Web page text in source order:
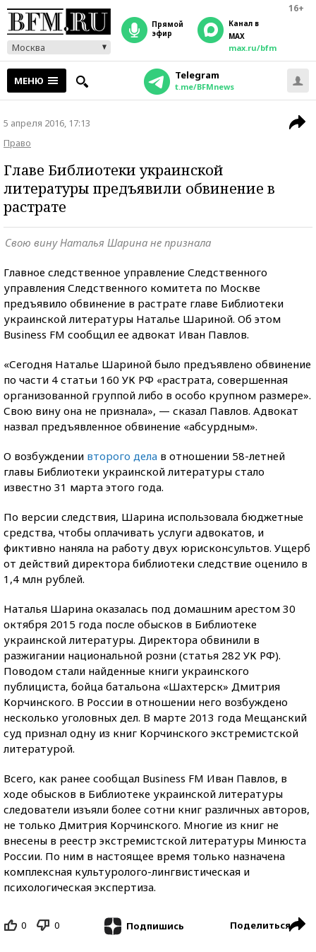
16+
Москва
прямой
эфир
Канал в
MAX
max.ru/bfm
МЕНЮ Telegram
t.me/BFMnews
5 апреля 2016, 17:13
Право
Главе Библиотеки украинской
литературы предъявили обвинение в
растрате
Свою вину Наталья Шарина не признала
Главное следственное управление Следственного
управления Следственного комитета по Москве
предъявило обвинение в растрате главе Библиотеки
украинской литературы Наталье Шариной. Об этом
Business FM сообщил ее адвокат Иван Павлов.
«Сегодня Наталье Шариной было предъявлено обвинение
по части 4 статьи 160 УК РФ «растрата, совершенная
организованной группой либо в особо крупном размере».
Свою вину она не признала», — сказал Павлов. Адвокат
назвал предъявленное обвинение «абсурдным».
О возбуждении второго дела в отношении 58-летней
главы Библиотеки украинской литературы стало
известно 31 марта этого года.
По версии следствия, Шарина использовала бюджетные
средства, чтобы оплачивать услуги адвокатов, и
фиктивно наняла на работу двух юрисконсультов. Ущерб
от действий директора библиотеки следствие оценило в
1,4 млн рублей.
Наталья Шарина оказалась под домашним арестом 30
октября 2015 года после обысков в Библиотеке
украинской литературы. Директора обвинили в
разжигании национальной розни (статья 282 УК РФ).
Поводом стали найденные книги украинского
публициста, бойца батальона «Шахтерск» Дмитрия
Корчинского. В России в отношении него возбуждено
несколько уголовных дел. В марте 2013 года Мещанский
суд признал одну из книг Корчинского экстремистской
литературой.
Всего, как ранее сообщал Business FM Иван Павлов, в
ходе обысков в Библиотеке украинской литературы
следователи изъяли более сотни книг различных авторов,
не только Дмитрия Корчинского. Многие из книг не
внесены в реестр экстремистской литературы Минюста
России. По ним в настоящее время только назначена
комплексная культуролого-лингвистическая и
психологическая экспертиза.
0 0 Подпишись Поделиться